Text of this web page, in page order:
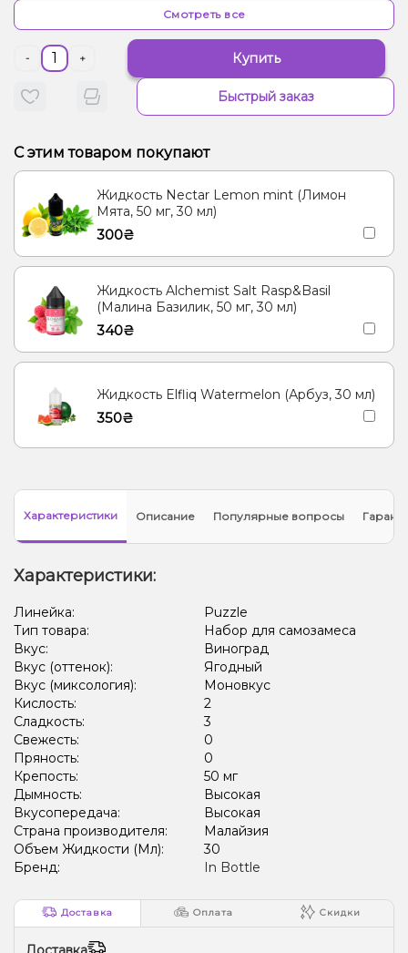
Ананас, Персик Лимонад, Ягоды
Клубника, Овсянка/Хлопья
Ваниль, Молоко Арбуз Базилик, Лимонад
Лёд/Холодок, Лимонад, Огурец Гуава
Кокос, Лёд/Холодок, Сливки/Крем Клубника, Молоко
Мандарин Ваниль, Мороженое
Лёд/Холодок, Ягоды Яблоко Ананас Энергетик, Ягоды
Пряности/Специи, Чай
Смотреть все
- + Купить
Быстрый заказ
С этим товаром покупают
Жидкость Nectar Lemon mint (Лимон
Мята, 50 мг, 30 мл)
300₴
Жидкость Alchemist Salt Rasp&Basil
(Малина Базилик, 50 мг, 30 мл)
340₴
Жидкость Elfliq Watermelon (Арбуз, 30 мл)
350₴
Характеристики Описание Популярные вопросы
Характеристики:
Линейка:
Puzzle
Тип товара:
Набор для самозамеса
Вкус:
Виноград
Вкус (оттенок):
Ягодный
Вкус (миксология):
Моновкус
Кислость:
2
Сладкость:
3
Свежесть:
0
Пряность:
0
Крепость:
50 мг
Дымность:
Высокая
Вкусопередача:
Высокая
Страна производителя:
Малайзия
Объем Жидкости (Мл):
30
Бренд:
In Bottle
Доставка Оплата Скидки